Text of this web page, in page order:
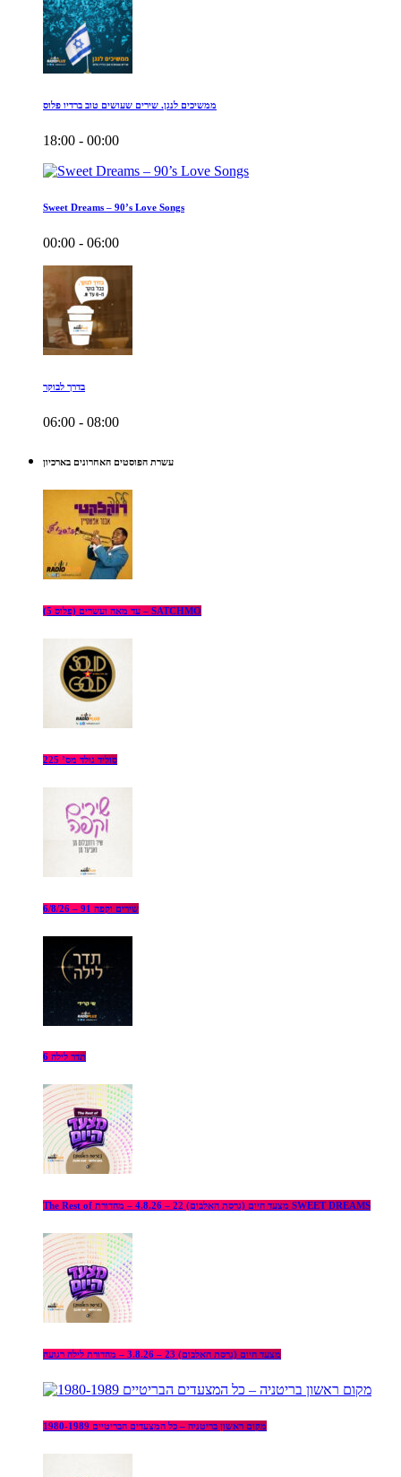
ממשיכים לנגן. שירים שעושים טוב ברדיו פלוס
18:00 - 00:00
Sweet Dreams – 90’s Love Songs
00:00 - 06:00
בדרך לבוקר
06:00 - 08:00
עשרת הפוסטים האחרונים בארכיון
עד מאה ועשרים (פלוס 5) – SATCHMO
סוליד גולד מס’ 225
שירים וקפה 91 – 6/8/26
תדר לילה 6
The Rest of מצעד היום (גרסת האלבום) 22 – 4.8.26 – מהדורת SWEET DREAMS
מצעד היום (גרסת האלבום) 23 – 3.8.26 – מהדורת לילה רגועה
מקום ראשון בריטניה – כל המצעדים הבריטיים 1980-1989